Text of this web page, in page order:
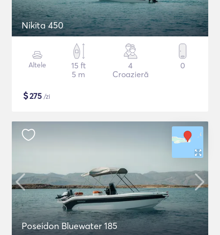
Nikita 450
Altele
15 ft
5 m
4
Croazieră
0
$275 /zi
Poseidon Bluewater 185